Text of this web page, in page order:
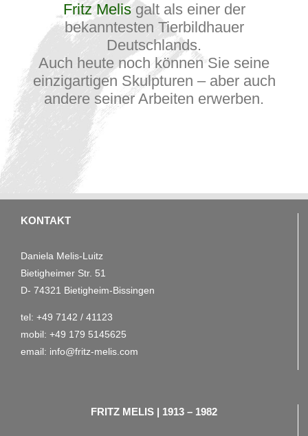
Fritz Melisgalt als einer der
bekanntesten Tierbildhauer
Deutschlands.
Auch heute noch können Sie seine
einzigartigen Skulpturen – aber auch
andere seiner Arbeiten erwerben.
KONTAKT
Daniela Melis-Luitz
Bietigheimer Str. 51
D- 74321 Bietigheim-Bissingen
tel: +49 7142 / 41123
mobil: +49 179 5145625
email: info@fritz-melis.com
FRITZ MELIS | 1913 – 1982